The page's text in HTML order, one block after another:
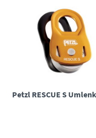
Petzl RESCUE S